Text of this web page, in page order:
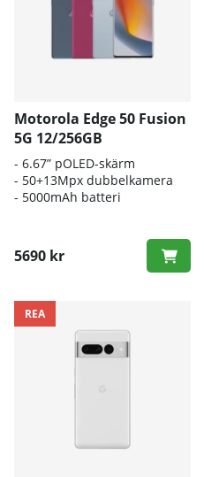
Motorola Edge 50 Fusion
5G 12/256GB
- 6.67” pOLED-skärm
- 50+13Mpx dubbelkamera
- 5000mAh batteri
5690 kr
REA